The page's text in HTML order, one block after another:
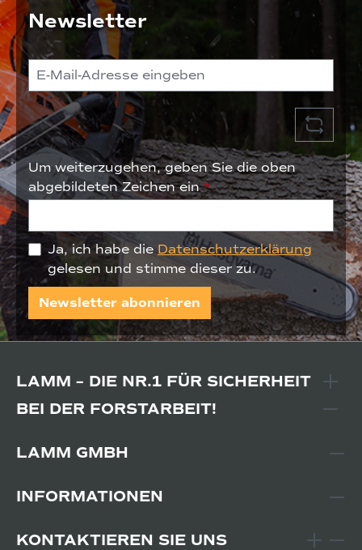
Newsletter
Um weiterzugehen, geben Sie die oben
abgebildeten Zeichen ein*
Ja, ich habe die Datenschutzerklärung
gelesen und stimme dieser zu.
Newsletter abonnieren
LAMM – DIE NR.1 FÜR SICHERHEIT
BEI DER FORSTARBEIT!
LAMM GMBH
INFORMATIONEN
KONTAKTIEREN SIE UNS